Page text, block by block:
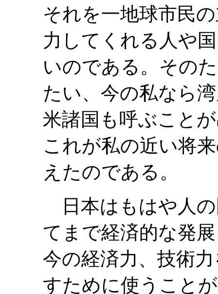
それを一地球市民
力してくれる人や
いのである。その
たい、今の私なら
米諸国も呼ぶこと
これが私の近い将
えたのである。
日本はもはや人の
てまで経済的な発
今の経済力、技術
すために使うこと